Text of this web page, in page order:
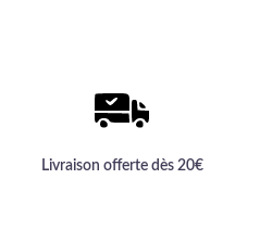
Livraison offerte dès 20€